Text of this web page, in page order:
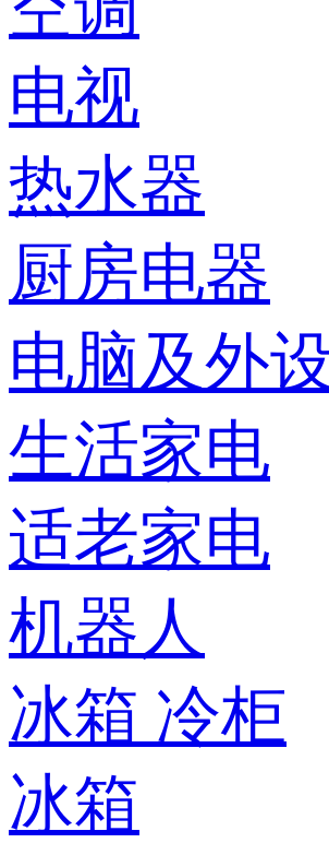
电视
热水器
厨房电器
电脑及外
生活家电
适老家电
机器人
冰箱 冷柜
冰箱